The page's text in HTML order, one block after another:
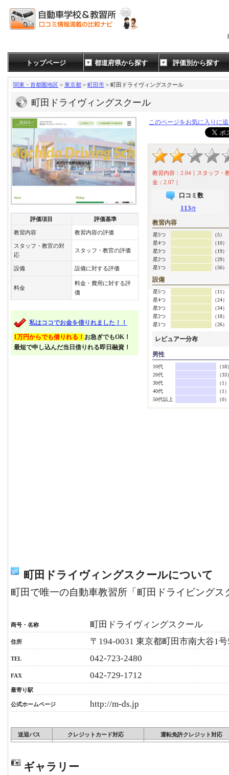
トップページ 都道府県から探す 評価別から探す
関東・首都圏地区 > 東京都 > 町田市 > 町田ドライヴィングスクール
町田ドライヴィングスクール
評価項目 評価基準
教習内容 教習内容の評価
スタッフ・教官の対
応
スタッフ・教官の評価
設備 設備に対する評価
料金
料金・費用に対する評
価
私はココでお金を借りれました！！
1万円からでも借りれる！ お急ぎでもOK！
最短で申し込んだ当日借りれる即日融資！
このページをお気に入りに
教習内容：2.04｜スタッフ・
金：2.07｜
口コミ数
113件
教習内容
星5つ
（5）
星4つ
（10）
星3つ
（19）
星2つ
（29）
星1つ
（50）
設備
星5つ
（11）
星4つ
（24）
星3つ
（34）
星2つ
（18）
星1つ
（26）
レビュアー分布
男性
10代
（18
20代
（33
30代
（1）
40代
（1）
50代以上
（0）
町田ドライヴィングスクールについて
町田で唯一の自動車教習所「町田ドライビングス
商号・名称 町田ドライヴィングスクール
住所 〒194-0031 東京都町田市南大谷1号
TEL 042-723-2480
FAX 042-729-1712
最寄り駅
公式ホームページ http://m-ds.jp
送迎バス クレジットカード対応 運転免許クレジット対応
ギャラリー